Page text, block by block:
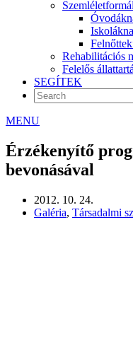
Rehabilitációs
Felelős
SEGÍTEK
MENU
Érzékenyítő
bevonásával
2012. 10. 24.
Galéria, Társadalmi